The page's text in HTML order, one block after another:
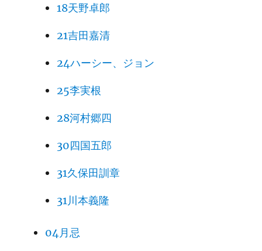
18天野卓郎
21吉田嘉清
24ハーシー、ジョン
25李実根
28河村郷四
30四国五郎
31久保田訓章
31川本義隆
04月忌